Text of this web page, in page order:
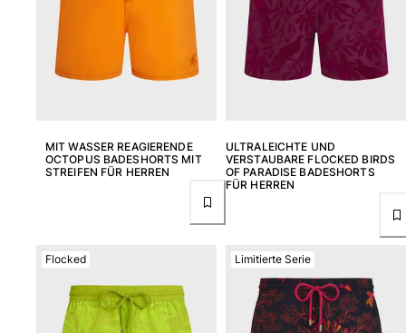
MIT WASSER REAGIERENDE
OCTOPUS BADESHORTS MIT
STREIFEN FÜR HERREN
ULTRALEICHTE UND
VERSTAUBARE FLOCKED BIRDS
OF PARADISE BADESHORTS
FÜR HERREN
Flocked Limitierte Serie